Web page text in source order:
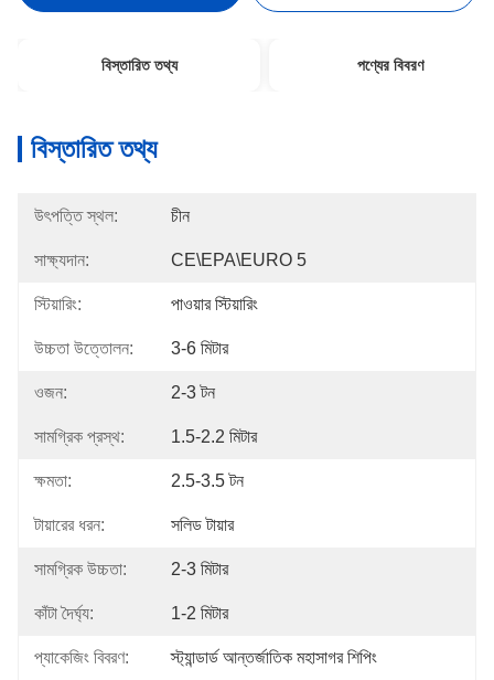
বিস্তারিত তথ্য পণ্যের বিবরণ
বিস্তারিত তথ্য
উৎপত্তি স্থল: চীন
সাক্ষ্যদান: CE\EPA\EURO 5
স্টিয়ারিং: পাওয়ার স্টিয়ারিং
উচ্চতা উত্তোলন: 3-6 মিটার
ওজন: 2-3 টন
সামগ্রিক প্রস্থ: 1.5-2.2 মিটার
ক্ষমতা: 2.5-3.5 টন
টায়ারের ধরন: সলিড টায়ার
সামগ্রিক উচ্চতা: 2-3 মিটার
কাঁটা দৈর্ঘ্য: 1-2 মিটার
প্যাকেজিং বিবরণ: স্ট্যান্ডার্ড আন্তর্জাতিক মহাসাগর শিপিং